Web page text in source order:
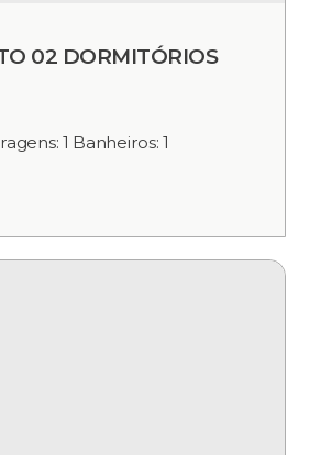
02 DORMITÓRIOS
1 Banheiros: 1